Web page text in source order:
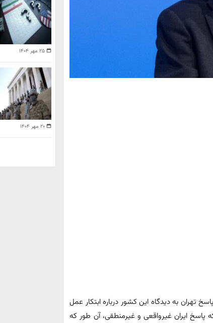
تهران به دیدگاه این کشور درباره ابتکار عمل
ایران غیرواقعی و غیرمنطقی، آن طور که
۲۵ مهر ۱۴۰۴
۲۰ مهر ۱۴۰۴